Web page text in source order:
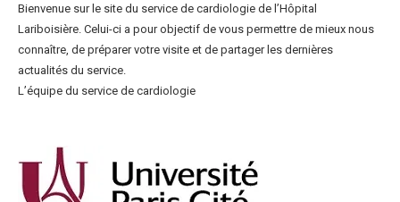
Bienvenue sur le site du service de cardiologie de l’Hôpital
Lariboisière. Celui-ci a pour objectif de vous permettre de mieux nous
connaître, de préparer votre visite et de partager les dernières
actualités du service.
L’équipe du service de cardiologie